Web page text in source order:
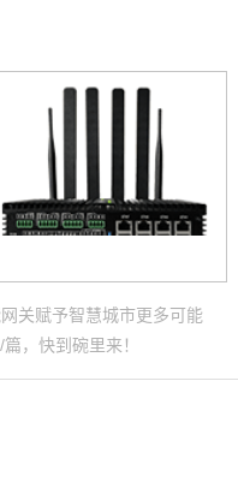
关赋予智慧城市更多可能
，快到碗里来！